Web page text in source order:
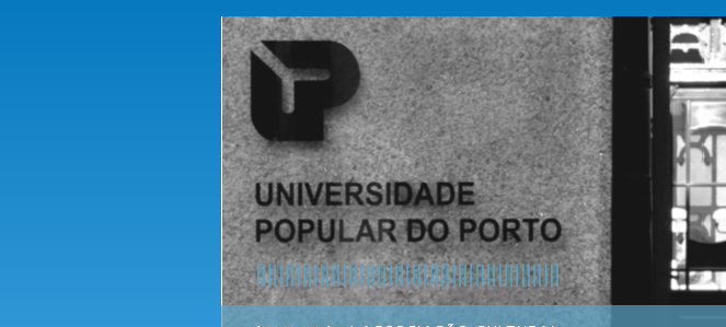
Passar
para o
conteúdo
principal
Universidade
Popular do
Porto
Associação
Cultural